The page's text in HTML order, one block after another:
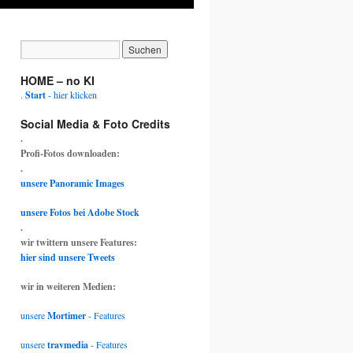
HOME – no KI
. Start- hier klicken
Social Media & Foto Credits
.
Profi-Fotos downloaden:
.
unsere Panoramic Images
unsere Fotos bei Adobe Stock
.
wir twittern unsere Features:
hier sind unsere Tweets
wir in weiteren Medien:
unsereMortimer- Features
unseretravmedia- Features